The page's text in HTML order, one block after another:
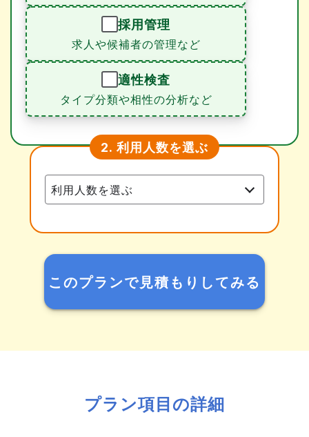
採用管理
求人や候補者の管理など
適性検査
タイプ分類や相性の分析など
2. 利用人数を選ぶ
このプランで見積もりしてみる
プラン項目の詳細